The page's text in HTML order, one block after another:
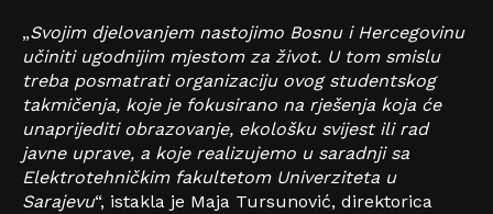
„Svojim djelovanjem nastojimo Bosnu i Hercegovinu
učiniti ugodnijim mjestom za život. U tom smislu
treba posmatrati organizaciju ovog studentskog
takmičenja, koje je fokusirano na rješenja koja će
unaprijediti obrazovanje, ekološku svijest ili rad
javne uprave, a koje realizujemo u saradnji sa
Elektrotehničkim fakultetom Univerziteta u
Sarajevu“, istakla je Maja Tursunović, direktorica